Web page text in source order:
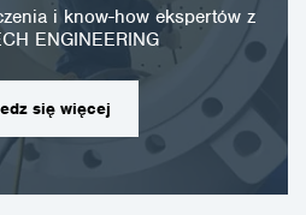
i know-how ekspertów z
ENGINEERING
się więcej